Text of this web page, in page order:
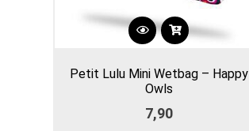
Petit Lulu Mini Wetbag – Happy
Owls
7,90